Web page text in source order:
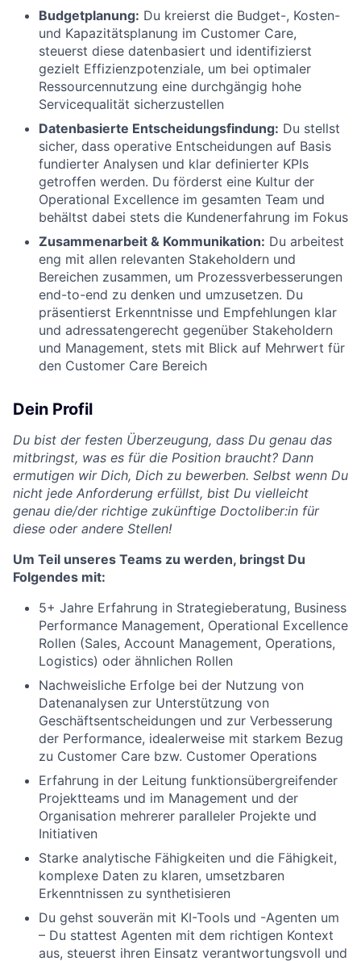
Budgetplanung: Du kreierst die Budget-, Kosten-
und Kapazitätsplanung im Customer Care,
steuerst diese datenbasiert und identifizierst
gezielt Effizienzpotenziale, um bei optimaler
Ressourcennutzung eine durchgängig hohe
Servicequalität sicherzustellen
Datenbasierte Entscheidungsfindung: Du stellst
sicher, dass operative Entscheidungen auf Basis
fundierter Analysen und klar definierter KPIs
getroffen werden. Du förderst eine Kultur der
Operational Excellence im gesamten Team und
behältst dabei stets die Kundenerfahrung im Fokus
Zusammenarbeit & Kommunikation: Du arbeitest
eng mit allen relevanten Stakeholdern und
Bereichen zusammen, um Prozessverbesserungen
end-to-end zu denken und umzusetzen. Du
präsentierst Erkenntnisse und Empfehlungen klar
und adressatengerecht gegenüber Stakeholdern
und Management, stets mit Blick auf Mehrwert für
den Customer Care Bereich
Dein Profil
Du bist der festen Überzeugung, dass Du genau das
mitbringst, was es für die Position braucht? Dann
ermutigen wir Dich, Dich zu bewerben. Selbst wenn Du
nicht jede Anforderung erfüllst, bist Du vielleicht
genau die/der richtige zukünftige Doctoliber:in für
diese oder andere Stellen!
Um Teil unseres Teams zu werden, bringst Du
Folgendes mit:
5+ Jahre Erfahrung in Strategieberatung, Business
Performance Management, Operational Excellence
Rollen (Sales, Account Management, Operations,
Logistics) oder ähnlichen Rollen
Nachweisliche Erfolge bei der Nutzung von
Datenanalysen zur Unterstützung von
Geschäftsentscheidungen und zur Verbesserung
der Performance, idealerweise mit starkem Bezug
zu Customer Care bzw. Customer Operations
Erfahrung in der Leitung funktionsübergreifender
Projektteams und im Management und der
Organisation mehrerer paralleler Projekte und
Initiativen
Starke analytische Fähigkeiten und die Fähigkeit,
komplexe Daten zu klaren, umsetzbaren
Erkenntnissen zu synthetisieren
Du gehst souverän mit KI-Tools und -Agenten um
– Du stattest Agenten mit dem richtigen Kontext
aus, steuerst ihren Einsatz verantwortungsvoll und